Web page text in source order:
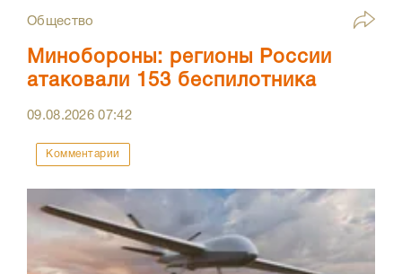
Общество
Минобороны: регионы России
атаковали 153 беспилотника
09.08.202607:42
Комментарии